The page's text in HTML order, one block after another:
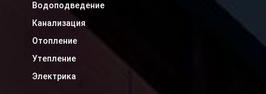
Водоподведение
Канализация
Отопление
Утепление
Электрика